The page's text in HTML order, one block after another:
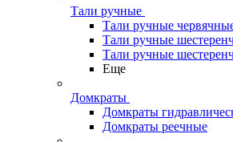
Тали ручные
Тали ручные
Тали ручные
Тали ручные
Еще
Домкраты
Домкраты
Домкраты реечные